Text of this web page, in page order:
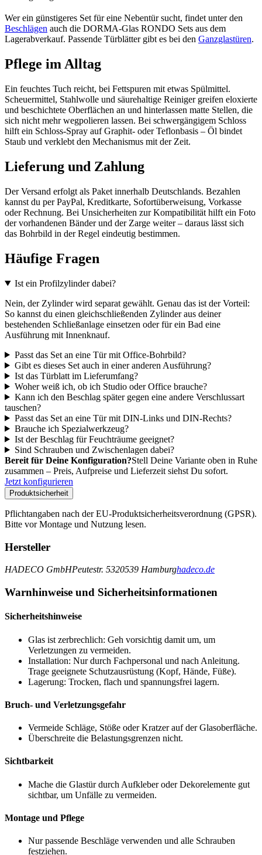
Wer ein günstigeres Set für eine Nebentür sucht, findet unter den
Beschlägen auch die DORMA-Glas RONDO Sets aus dem
Lagerabverkauf. Passende Türblätter gibt es bei den Ganzglastüren.
Pflege im Alltag
Ein feuchtes Tuch reicht, bei Fettspuren mit etwas Spülmittel.
Scheuermittel, Stahlwolle und säurehaltige Reiniger greifen eloxierte
und beschichtete Oberflächen an und hinterlassen matte Stellen, die
sich nicht mehr wegpolieren lassen. Bei schwergängigem Schloss
hilft ein Schloss-Spray auf Graphit- oder Teflonbasis – Öl bindet
Staub und verklebt den Mechanismus mit der Zeit.
Lieferung und Zahlung
Der Versand erfolgt als Paket innerhalb Deutschlands. Bezahlen
kannst du per PayPal, Kreditkarte, Sofortüberweisung, Vorkasse
oder Rechnung. Bei Unsicherheiten zur Kompatibilität hilft ein Foto
der vorhandenen Bänder und der Zarge weiter – daraus lässt sich
das Bohrbild in der Regel eindeutig bestimmen.
Häufige Fragen
Ist ein Profilzylinder dabei?
Nein, der Zylinder wird separat gewählt. Genau das ist der Vorteil:
So kannst du einen gleichschließenden Zylinder aus deiner
bestehenden Schließanlage einsetzen oder für ein Bad eine
Ausführung mit Innenknauf.
Passt das Set an eine Tür mit Office-Bohrbild?
Gibt es dieses Set auch in einer anderen Ausführung?
Ist das Türblatt im Lieferumfang?
Woher weiß ich, ob ich Studio oder Office brauche?
Kann ich den Beschlag später gegen eine andere Verschlussart
tauschen?
Passt das Set an eine Tür mit DIN-Links und DIN-Rechts?
Brauche ich Spezialwerkzeug?
Ist der Beschlag für Feuchträume geeignet?
Sind Schrauben und Zwischenlagen dabei?
Bereit für Deine Konfiguration?Stell Deine Variante oben in Ruhe
zusammen – Preis, Aufpreise und Lieferzeit siehst Du sofort.
Jetzt konfigurieren
Produktsicherheit
Pflichtangaben nach der EU-Produktsicherheitsverordnung (GPSR).
Bitte vor Montage und Nutzung lesen.
Hersteller
HADECO GmbHPeutestr. 5320539 Hamburghadeco.de
Warnhinweise und Sicherheitsinformationen
Sicherheitshinweise
Glas ist zerbrechlich: Geh vorsichtig damit um, um
Verletzungen zu vermeiden.
Installation: Nur durch Fachpersonal und nach Anleitung.
Trage geeignete Schutzausrüstung (Kopf, Hände, Füße).
Lagerung: Trocken, flach und spannungsfrei lagern.
Bruch- und Verletzungsgefahr
Vermeide Schläge, Stöße oder Kratzer auf der Glasoberfläche.
Überschreite die Belastungsgrenzen nicht.
Sichtbarkeit
Mache die Glastür durch Aufkleber oder Dekorelemente gut
sichtbar, um Unfälle zu vermeiden.
Montage und Pflege
Nur passende Beschläge verwenden und alle Schrauben
festziehen.